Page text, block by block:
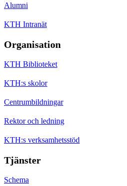
Alumni
KTH Intranät
Organisation
KTH Biblioteket
KTH:s skolor
Centrumbildningar
Rektor och ledning
KTH:s verksamhetsstöd
Tjänster
Schema